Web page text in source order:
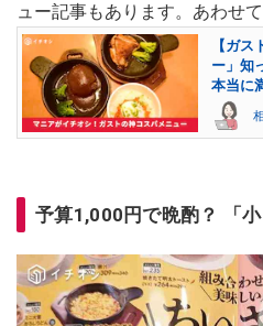
ュー記事もあります。あわせて
【ガ
ー」知
本当に
予算1,000円で晩酌？ 「